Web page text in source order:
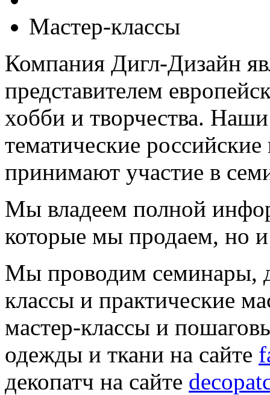
Мастер-классы
Компания Дигл-Дизайн
представителем
хобби и творчества.
тематические
принимают участие в
Мы владеем полной
которые мы продаем, но
Мы проводим семинары,
классы и практические
мастер-классы и
одежды и ткани на сайте
декопатч на сайте